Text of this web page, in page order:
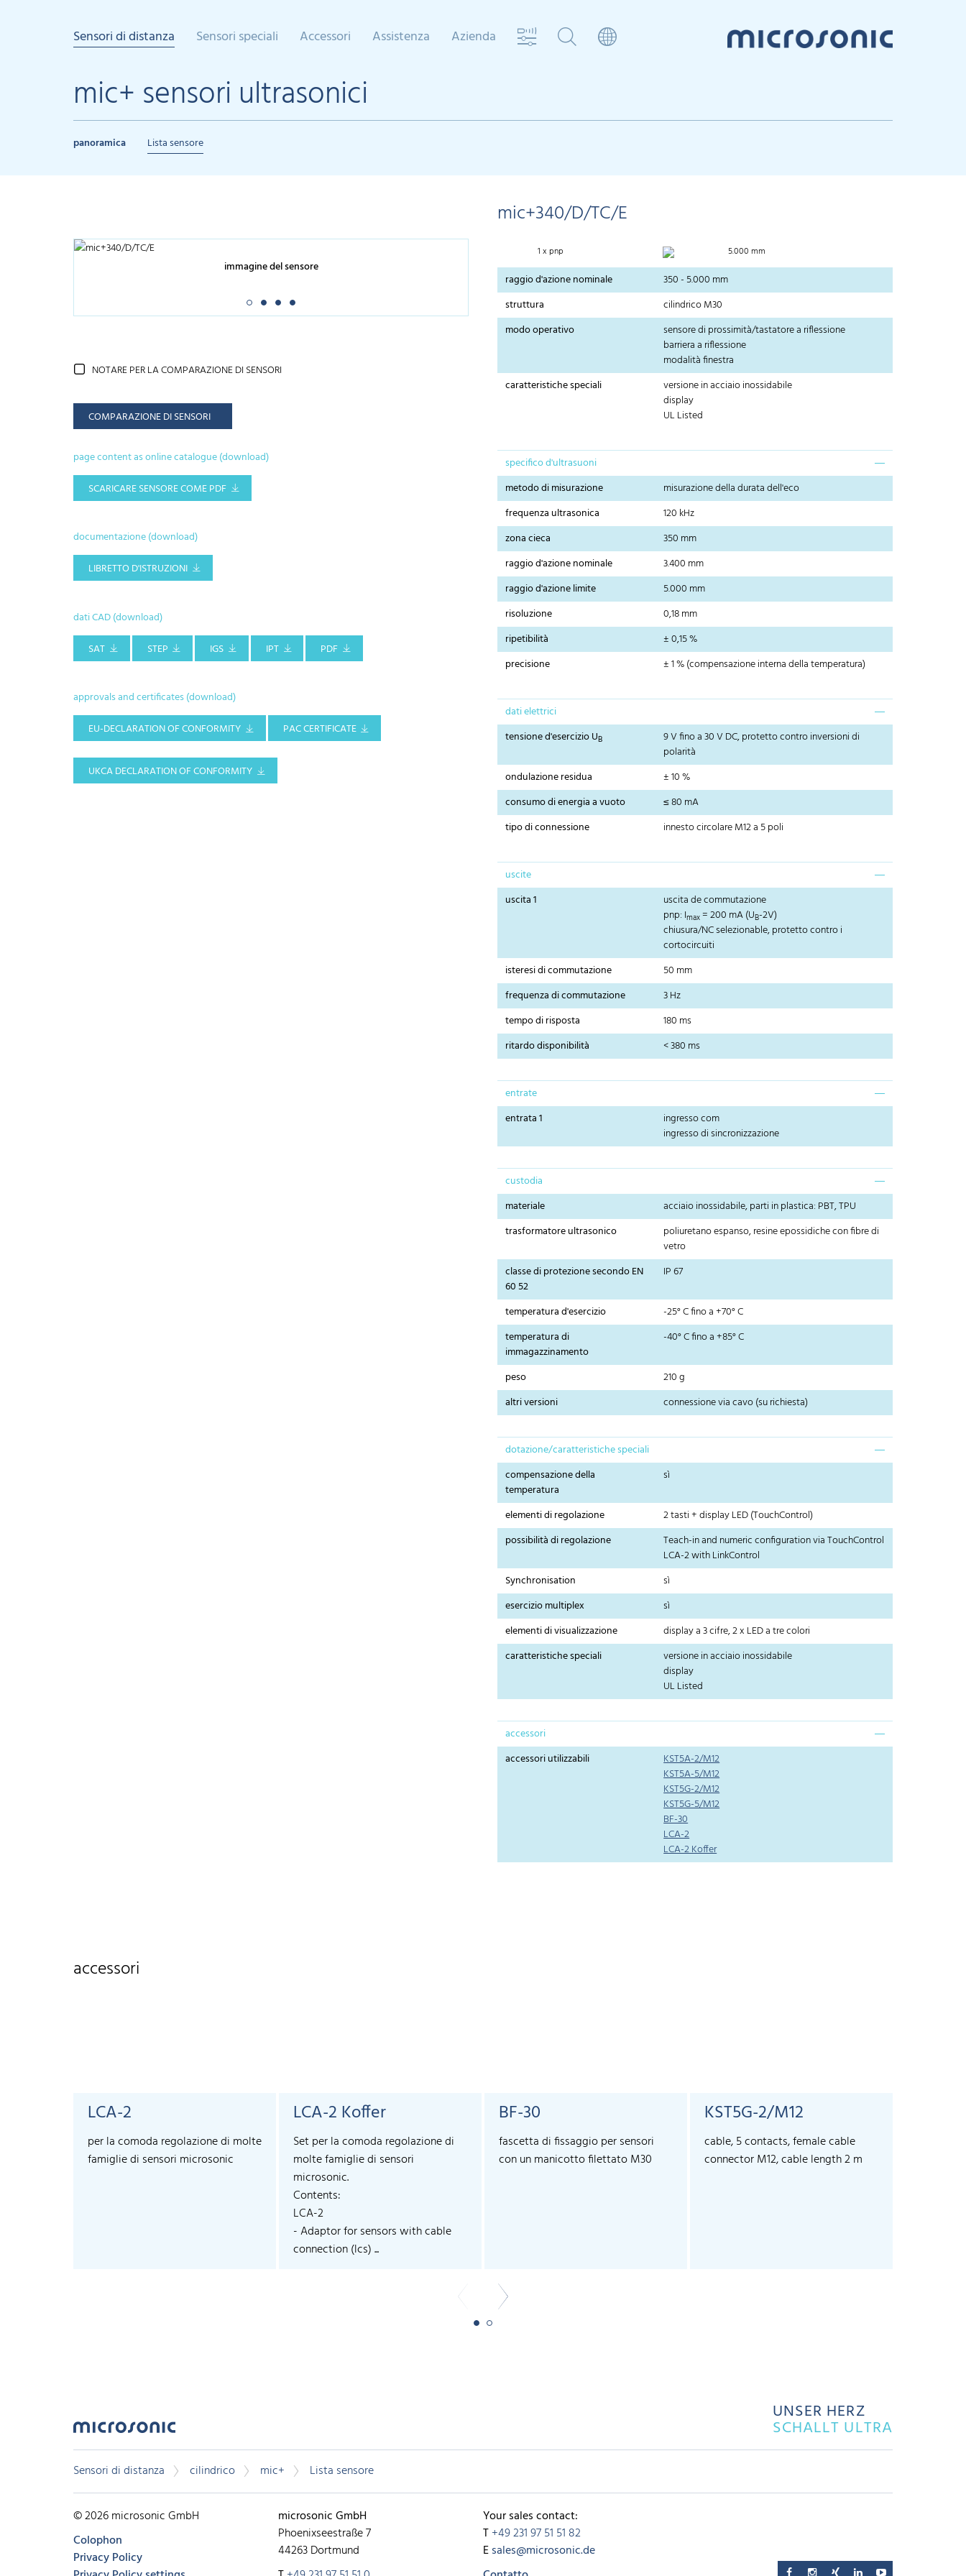
Sensori di distanza Sensori speciali Accessori Assistenza Azienda
mic+ sensori ultrasonici
panoramica Lista sensore
mic+340/D/TC/E
immagine del sensore
NOTARE PER LA COMPARAZIONE DI SENSORI
COMPARAZIONE DI SENSORI
page content as online catalogue (download)
SCARICARE SENSORE COME PDF
documentazione (download)
LIBRETTO D'ISTRUZIONI
dati CAD (download)
SAT
STEP IGS IPT PDF
approvals and certificates (download)
EU-DECLARATION OF CONFORMITY
PAC CERTIFICATE
UKCA DECLARATION OF CONFORMITY
1 x pnp 5.000 mm
raggio d'azione nominale
350 - 5.000 mm
struttura
cilindrico M30
modo operativo
sensore di prossimità/tastatore a riflessione
barriera a riflessione
modalità finestra
caratteristiche speciali
versione in acciaio inossidabile
display
UL Listed
specifico d'ultrasuoni
metodo di misurazione
misurazione della durata dell'eco
frequenza ultrasonica
120 kHz
zona cieca
350 mm
raggio d'azione nominale
3.400 mm
raggio d'azione limite
5.000 mm
risoluzione
0,18 mm
ripetibilità
± 0,15 %
precisione
± 1 % (compensazione interna della temperatura)
dati elettrici
tensione d'esercizio UB
9 V fino a 30 V DC, protetto contro inversioni di
polarità
ondulazione residua
± 10 %
consumo di energia a vuoto
≤ 80 mA
tipo di connessione
innesto circolare M12 a 5 poli
uscite
uscita 1
uscita de commutazione
pnp: Imax= 200 mA (UB-2V)
chiusura/NC selezionable, protetto contro i
cortocircuiti
isteresi di commutazione
50 mm
frequenza di commutazione
3 Hz
tempo di risposta
180 ms
ritardo disponibilità
< 380 ms
entrate
entrata 1
ingresso com
ingresso di sincronizzazione
custodia
materiale
acciaio inossidabile, parti in plastica: PBT, TPU
trasformatore ultrasonico
poliuretano espanso, resine epossidiche con fibre di
vetro
classe di protezione secondo EN
60 52
IP 67
temperatura d'esercizio
-25° C fino a +70° C
temperatura di
immagazzinamento
-40° C fino a +85° C
peso
210 g
altri versioni
connessione via cavo (su richiesta)
dotazione/caratteristiche speciali
compensazione della
temperatura
sì
elementi di regolazione
2 tasti + display LED (TouchControl)
possibilità di regolazione
Teach-in and numeric configuration via TouchControl
LCA-2 with LinkControl
Synchronisation
sì
esercizio multiplex
sì
elementi di visualizzazione
display a 3 cifre, 2 x LED a tre colori
caratteristiche speciali
versione in acciaio inossidabile
display
UL Listed
accessori
accessori utilizzabili
KST5A-2/M12
KST5A-5/M12
KST5G-2/M12
KST5G-5/M12
BF-30
LCA-2
LCA-2 Koffer
accessori
LCA-2
per la comoda regolazione di molte
famiglie di sensori microsonic
LCA-2 Koffer
Set per la comoda regolazione di
molte famiglie di sensori
microsonic.
Contents:
LCA-2
- Adaptor for sensors with cable
connection (lcs) ...
BF-30
fascetta di fissaggio per sensori
con un manicotto filettato M30
KST5G-2/M12
cable, 5 contacts, female cable
connector M12, cable length 2 m
UNSER HERZ
SCHALLT ULTRA
Sensori di distanza cilindrico mic+ Lista sensore
© 2026 microsonic GmbH
Colophon
Privacy Policy
microsonic GmbH
Phoenixseestraße 7
44263 Dortmund
Your sales contact:
T+49 231 97 51 51 82
Esales@microsonic.de